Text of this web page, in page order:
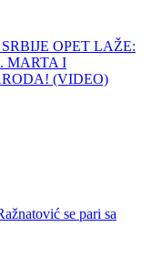
OPET LAŽE:
MARTA I
(VIDEO)
se pari sa